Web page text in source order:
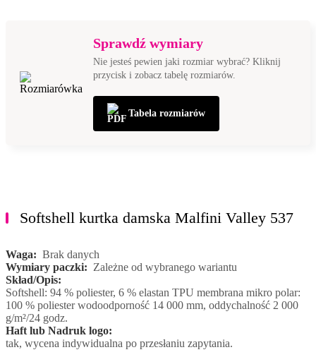
Sprawdź wymiary
Nie jesteś pewien jaki rozmiar wybrać? Kliknij
przycisk i zobacz tabelę rozmiarów.
Tabela rozmiarów
Softshell kurtka damska Malfini Valley 537
Waga: Brak danych
Wymiary paczki: Zależne od wybranego wariantu
Skład/Opis:
Softshell: 94 % poliester, 6 % elastan TPU membrana mikro polar:
100 % poliester wodoodporność 14 000 mm, oddychalność 2 000
g/m²/24 godz.
Haft lub Nadruk logo:
tak, wycena indywidualna po przesłaniu zapytania.